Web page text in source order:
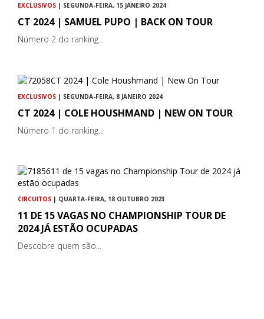
EXCLUSIVOS | SEGUNDA-FEIRA, 15 JANEIRO 2024
CT 2024 | SAMUEL PUPO | BACK ON TOUR
Número 2 do ranking...
EXCLUSIVOS | SEGUNDA-FEIRA, 8 JANEIRO 2024
CT 2024 | COLE HOUSHMAND | NEW ON TOUR
Número 1 do ranking...
CIRCUITOS | QUARTA-FEIRA, 18 OUTUBRO 2023
11 DE 15 VAGAS NO CHAMPIONSHIP TOUR DE
2024 JÁ ESTÃO OCUPADAS
Descobre quem são...